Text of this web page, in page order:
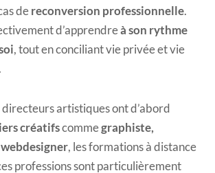
de reconversion professionnelle.
d’apprendreà son rythme
, tout en conciliant vie privée et vie
directeurs artistiques ont d’abord
créatifscommegraphiste,
, les formations à distance
professions sont particulièrement